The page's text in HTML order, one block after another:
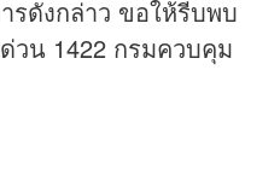
รดังกล่าว ขอให้รีบพบ
วน 1422 กรมควบคุม